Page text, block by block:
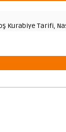
Kurabiye Tarifi,